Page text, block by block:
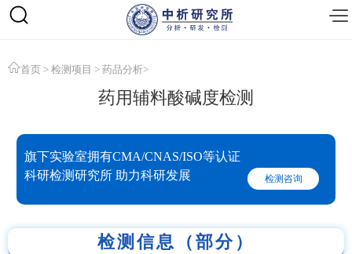
首页 > 检测项目 > 药品分析>
药用辅料酸碱度检测
旗下实验室拥有CMA/CNAS/ISO等认证
科研检测研究所 助力科研发展
检测咨询
检测信息（部分）